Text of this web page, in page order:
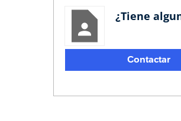
¿Tiene
Contactar